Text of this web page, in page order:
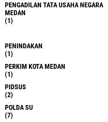
PENGADILAN TATA USAHA NEGARA
MEDAN
(1)
PENINDAKAN
(1)
PERKIM KOTA MEDAN
(1)
PIDSUS
(2)
POLDA SU
(7)